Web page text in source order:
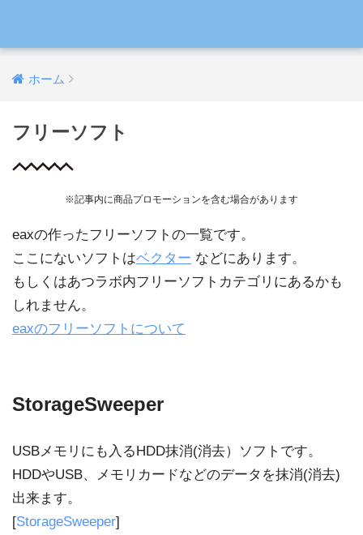
ホーム
フリーソフト
※記事内に商品プロモーションを含む場合があります
eaxの作ったフリーソフトの一覧です。
ここにないソフトはベクター などにあります。
もしくはあつラボ内フリーソフトカテゴリにあるかも
しれません。
eaxのフリーソフトについて
StorageSweeper
USBメモリにも入るHDD抹消(消去）ソフトです。
HDDやUSB、メモリカードなどのデータを抹消(消去)
出来ます。
[StorageSweeper]